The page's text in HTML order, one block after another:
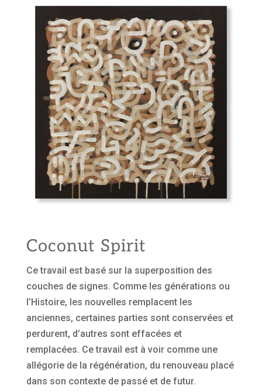
Coconut Spirit
Ce travail est basé sur la superposition des
couches de signes. Comme les générations ou
l’Histoire, les nouvelles remplacent les
anciennes, certaines parties sont conservées et
perdurent, d’autres sont effacées et
remplacées. Ce travail est à voir comme une
allégorie de la régénération, du renouveau placé
dans son contexte de passé et de futur.